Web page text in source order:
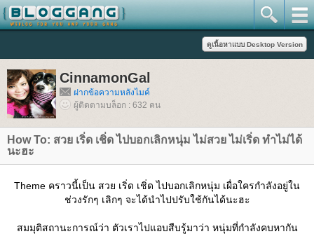
CinnamonGal
ฝากข้อความหลังไมค์
ผู้ติดตามบล็อก : 632 คน
How To: สวย เริ่ด เชิ่ด ไปบอกเลิกหนุ่ม ไม่สวย ไม่เริ่ด ทำไม่ได้
นะฮะ
Theme คราวนี้เป็น สวย เริ่ด เชิ่ด ไปบอกเลิกหนุ่ม เผื่อใครกำลังอยู่ใน
ช่วงรักๆ เลิกๆ จะได้นำไปปรับใช้กันได้นะฮะ
สมมุติสถานะการณ์ว่า ตัวเราไปแอบสืบรู้มาว่า หนุ่มที่กำลังคบหากัน